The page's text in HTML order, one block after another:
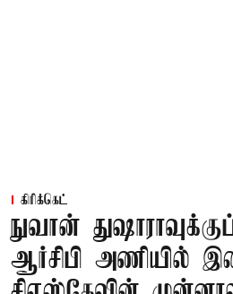
கிரிக்கெட்
நுவான்
ஆர்சிபி அணியில்